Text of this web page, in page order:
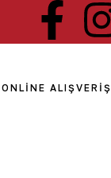
ONLINE ALIŞVERIŞ